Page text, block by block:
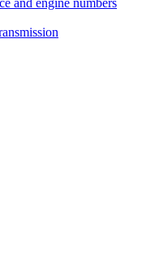
and engine numbers